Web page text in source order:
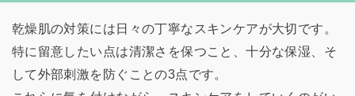
乾燥肌の対策には日々の丁寧なスキンケアが大切です。
特に留意したい点は清潔さを保つこと、十分な保湿、そ
して外部刺激を防ぐことの3点です。